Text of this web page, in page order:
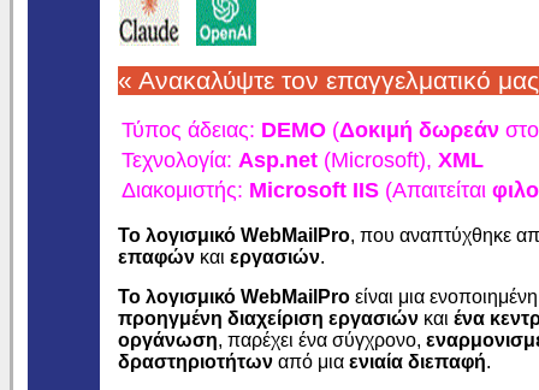
« Ανακαλύψτε τον επαγγελματικό
Τύπος άδειας: DEMO (Δοκιμή δωρεάν
Τεχνολογία: Asp.net (Microsoft), XML
Διακομιστής: Microsoft IIS (Απαιτείται
Το λογισμικό WebMailPro, που αναπτύχθηκε
επαφών και εργασιών.
Το λογισμικό WebMailPro είναι μια
προηγμένη διαχείριση εργασιών και ένα
οργάνωση, παρέχει ένα σύγχρονο,
δραστηριοτήτων από μια ενιαία διεπαφή.